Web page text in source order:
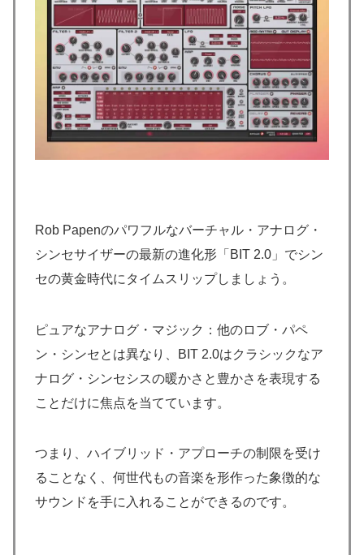
Rob Papenのパワフルなバーチャル・アナログ・
シンセサイザーの最新の進化形「BIT 2.0」でシン
セの黄金時代にタイムスリップしましょう。
ピュアなアナログ・マジック：他のロブ・パペ
ン・シンセとは異なり、BIT 2.0はクラシックなア
ナログ・シンセシスの暖かさと豊かさを表現する
ことだけに焦点を当てています。
つまり、ハイブリッド・アプローチの制限を受け
ることなく、何世代もの音楽を形作った象徴的な
サウンドを手に入れることができるのです。